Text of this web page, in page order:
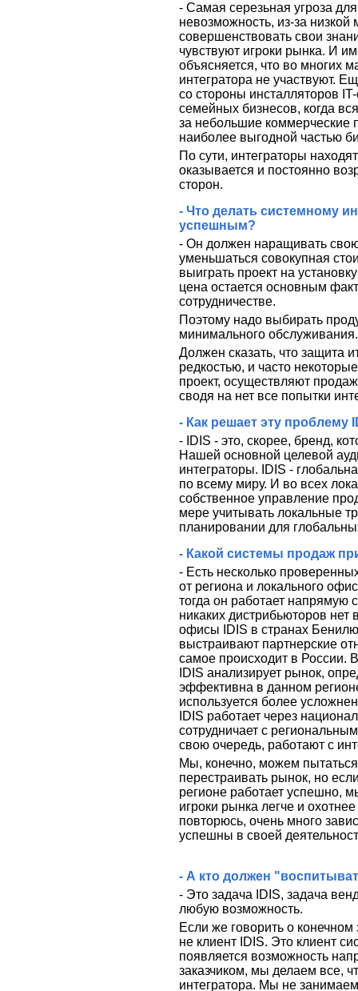
- Самая серезьная угроза
невозможность, из-за
совершенствовать свои
чувствуют игроки рынка. И
объясняется, что во многих
интегратора не участвуют.
со стороны инсталляторов
семейных бизнесов, когда
за небольшие коммерческие
наиболее выгодной частью
По сути, интеграторы
оказывается и постоянно
сторон.
- Что делать системному
успешным?
- Он должен наращивать
уменьшаться совокупная
выиграть проект на
цена остается основным
сотрудничестве.
Поэтому надо выбирать
минимального обслуживания.
Должен сказать, что защита
редкостью, и часто
проект, осуществляют
сводя на нет все попытки
- Как решает эту проблему
- IDIS - это, скорее, бренд,
Нашей основной целевой
интеграторы. IDIS -
по всему миру. И во всех
собственное управление
мере учитывать локальные
планировании для
- Какой системы продаж
- Есть несколько
от региона и локального
тогда он работает напрямую
никаких дистрибьюторов
офисы IDIS в странах
выстраивают партнерские
самое происходит в России.
IDIS анализирует рынок,
эффективна в данном
используется более
IDIS работает через
сотрудничает с
свою очередь, работают с
Мы, конечно, можем
перестраивать рынок, но
регионе работает успешно,
игроки рынка легче и
повторюсь, очень много
успешны в своей
- А кто должен
- Это задача IDIS, задача
любую возможность.
Если же говорить о конечном
не клиент IDIS. Это клиент
появляется возможность
заказчиком, мы делаем все,
интегратора. Мы не